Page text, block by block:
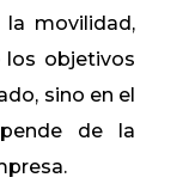
la movilidad,
objetivos
sino en el
de la